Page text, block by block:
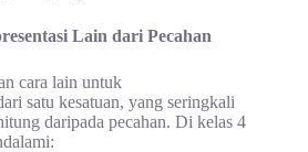
Lain dari Pecahan
cara lain untuk
satu kesatuan, yang seringkali
daripada pecahan. Di kelas 4